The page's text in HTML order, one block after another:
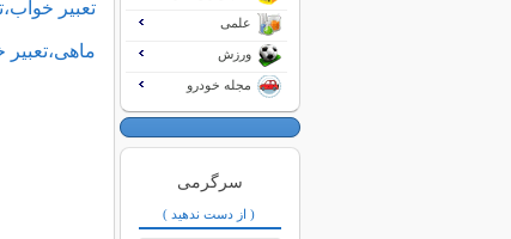
تعبیر
علمی
ورزش
مجله خودرو
سرگرمی
( از دست ندهید )